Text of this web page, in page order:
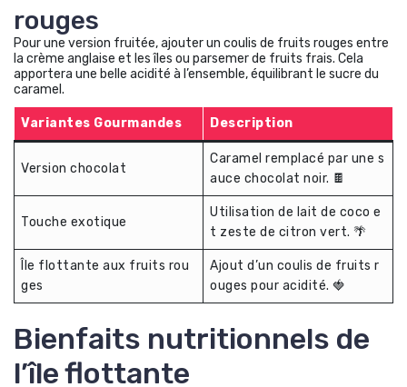
rouges
Pour une version fruitée, ajouter un coulis de fruits rouges entre
la crème anglaise et les îles ou parsemer de fruits frais. Cela
apportera une belle acidité à l’ensemble, équilibrant le sucre du
caramel.
Variantes Gourmandes Description
Version chocolat
Caramel remplacé par une s
auce chocolat noir. 🍫
Touche exotique
Utilisation de lait de coco e
t zeste de citron vert. 🌴
Île flottante aux fruits rou
ges
Ajout d’un coulis de fruits r
ouges pour acidité. 🍓
Bienfaits nutritionnels de
l’île flottante